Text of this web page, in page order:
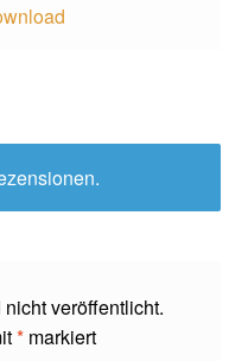
veröffentlicht.
*markiert